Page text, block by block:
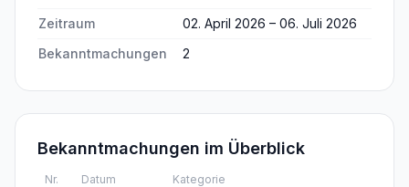
Zeitraum
02. April 2026 – 06. Juli 2026
Bekanntmachungen
2
Bekanntmachungen im Überblick
Nr. Datum Kategorie